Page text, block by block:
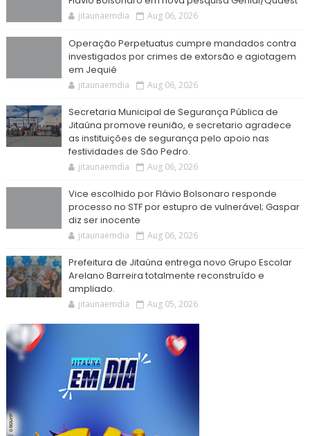
jitaunaemdia Aug 06, 2026
Operação Perpetuatus cumpre mandados contra
investigados por crimes de extorsão e agiotagem
em Jequié
jitaunaemdia Aug 06, 2026
Secretaria Municipal de Segurança Pública de
Jitaúna promove reunião, e secretario agradece
as instituições de segurança pelo apoio nas
festividades de São Pedro.
jitaunaemdia Aug 06, 2026
Vice escolhido por Flávio Bolsonaro responde
processo no STF por estupro de vulnerável; Gaspar
diz ser inocente
jitaunaemdia Aug 06, 2026
Prefeitura de Jitaúna entrega novo Grupo Escolar
Arelano Barreira totalmente reconstruído e
ampliado.
jitaunaemdia Aug 05, 2026